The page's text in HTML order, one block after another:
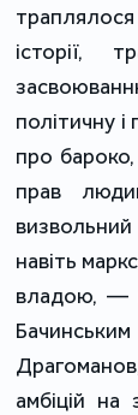
історії,
політичну
про
прав
навіть
владою, —
амбіцій на